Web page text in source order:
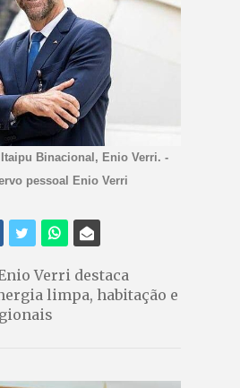
Binacional, Enio Verri. -
pessoal Enio Verri
Verri destaca
limpa, habitação e